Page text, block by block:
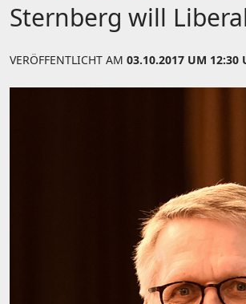
Sternberg will
VERÖFFENTLICHT AM 03.10.2017 UM 12:30